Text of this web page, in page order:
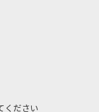
ください